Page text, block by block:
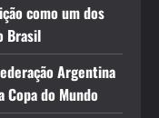
como um dos
Brasil
Argentina
do Mundo